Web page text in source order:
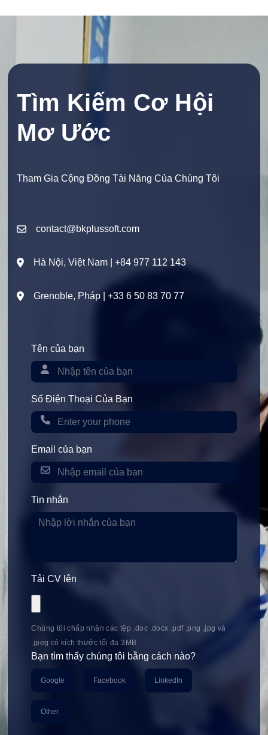
Tìm Kiếm Cơ Hội
Mơ Ước
Tham Gia Cộng Đồng Tài Năng Của Chúng Tôi
contact@bkplussoft.com
Hà Nội, Việt Nam | +84 977 112 143
Grenoble, Pháp | +33 6 50 83 70 77
Tên của bạn
Số Điện Thoại Của Bạn
Email của bạn
Tin nhắn
Tải CV lên
Chúng tôi chấp nhận các tệp .doc .docx .pdf .png .jpg và
.jpeg có kích thước tối đa 3MB
Bạn tìm thấy chúng tôi bằng cách nào?
Google Facebook LinkedIn
Other